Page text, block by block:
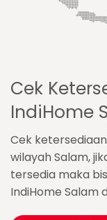
Cek
IndiHome
Cek
wilayah Salam,
tersedia maka
IndiHome Salam